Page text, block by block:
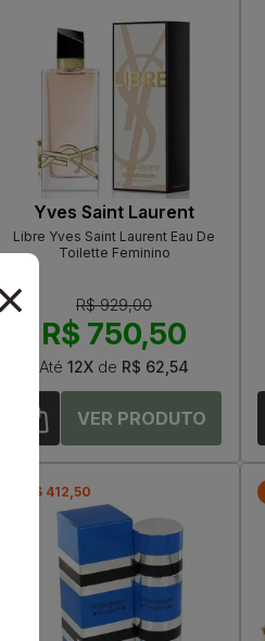
Yves Saint Laurent
Libre Yves Saint Laurent Eau De
Toilette Feminino
R$ 929,00
R$ 750,50
Até 12X de R$ 62,54
-R$ 412,50